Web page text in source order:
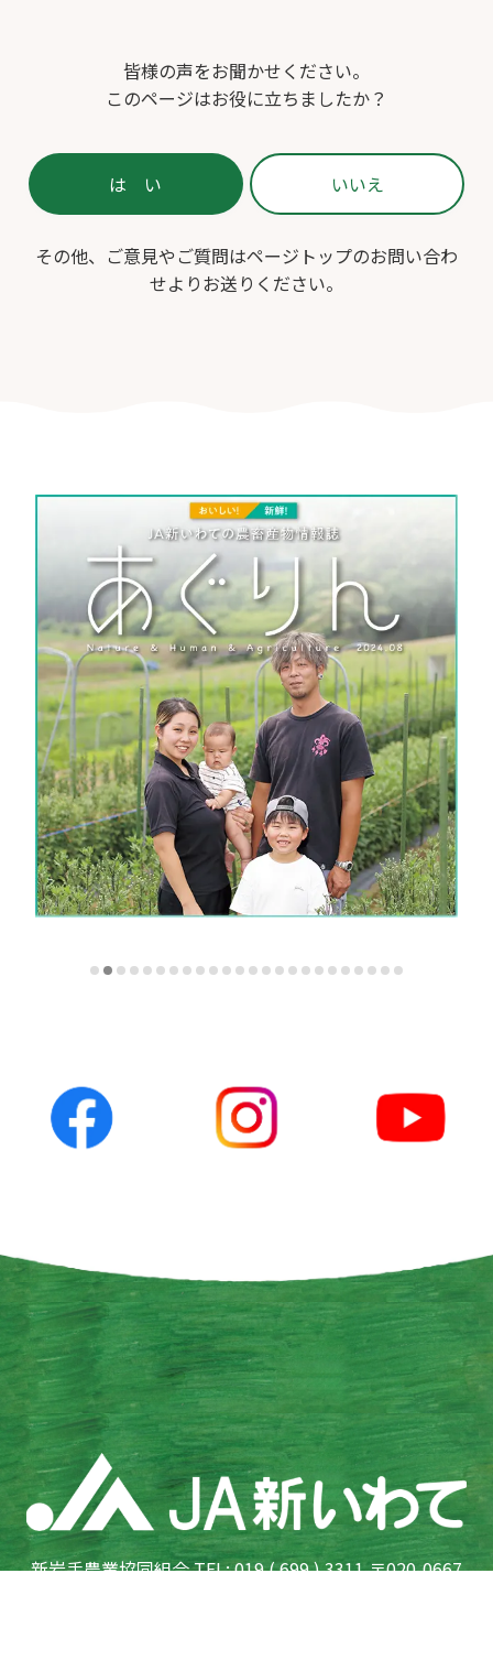
皆様の声をお聞かせください。
このページはお役に立ちましたか？
その他、ご意見やご質問はページトップのお問い合わ
せよりお送りください。
新岩手農業協同組合 TEL: 019 ( 699 ) 3311 〒020-0667